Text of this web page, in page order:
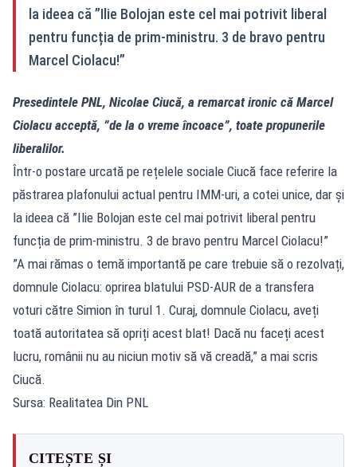
la ideea că ”Ilie Bolojan este cel mai potrivit liberal
pentru funcția de prim-ministru. 3 de bravo pentru
Marcel Ciolacu!”
Presedintele PNL, Nicolae Ciucă, a remarcat ironic că Marcel
Ciolacu acceptă, ”de la o vreme încoace”, toate propunerile
liberalilor.
Într-o postare urcată pe rețelele sociale Ciucă face referire la
păstrarea plafonului actual pentru IMM-uri, a cotei unice, dar și
la ideea că ”Ilie Bolojan este cel mai potrivit liberal pentru
funcția de prim-ministru. 3 de bravo pentru Marcel Ciolacu!”
”A mai rămas o temă importantă pe care trebuie să o rezolvați,
domnule Ciolacu: oprirea blatului PSD-AUR de a transfera
voturi către Simion în turul 1. Curaj, domnule Ciolacu, aveți
toată autoritatea să opriți acest blat! Dacă nu faceți acest
lucru, românii nu au niciun motiv să vă creadă,” a mai scris
Ciucă.
Sursa: Realitatea Din PNL
CITEȘTE ȘI